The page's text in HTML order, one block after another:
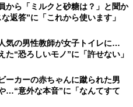
から「ミルクと砂糖は？」と聞か
答”に「これから使います」
人気の男性教師が女子トイレに…
た“恐ろしいモノ”に「許せない」
ーカーの赤ちゃんに蹴られた男
意外な本音”に「なんてすて